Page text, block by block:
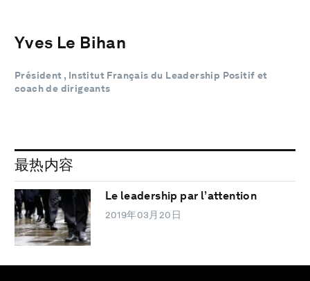
Yves Le Bihan
Président , Institut Français du Leadership Positif et
coach de dirigeants
最热内容
Le leadership par l’attention
2019年03月20日